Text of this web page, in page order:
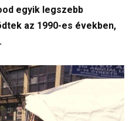
egyik legszebb
az 1990-es években,